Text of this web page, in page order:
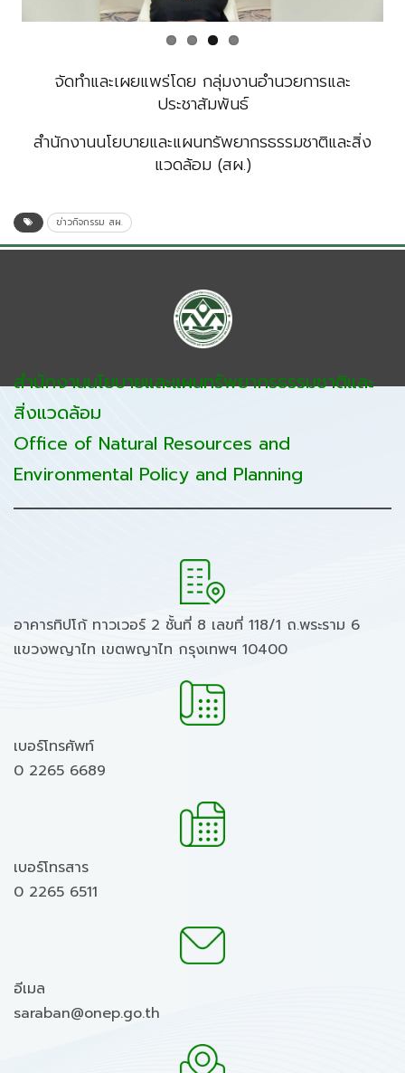
จัดทำและเผยแพร่โดย กลุ่มงานอำนวยการและ
ประชาสัมพันธ์
สำนักงานนโยบายและแผนทรัพยากรธรรมชาติและสิ่ง
แวดล้อม (สผ.)
ข่าวกิจกรรม สผ.
สำนักงานนโยบายและแผนทรัพยากรธรรมชาติและ
สิ่งแวดล้อม
Office of Natural Resources and
Environmental Policy and Planning
อาคารทิปโก้ ทาวเวอร์ 2 ชั้นที่ 8 เลขที่ 118/1 ถ.พระราม 6
แขวงพญาไท เขตพญาไท กรุงเทพฯ 10400
เบอร์โทรศัพท์
0 2265 6689
เบอร์โทรสาร
0 2265 6511
อีเมล
saraban@onep.go.th